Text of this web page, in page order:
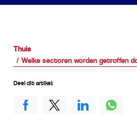
Thuis
Welke sectoren worden getroffen
Deel dit artikel: